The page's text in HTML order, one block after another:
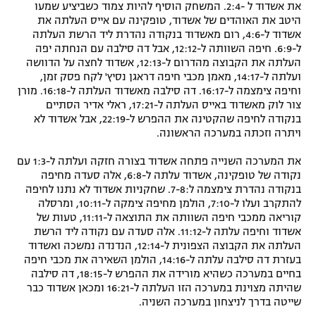
תגיות
המגזין
את אשדוד ל -2:4. המשחק הוסיף להיות צמוד כשביציע שמעו
היטב את האוהדים של אשדוד, טופקינה עם אייס העלתה את
אשדוד ל-4:6, רום מאשדוד בנקודה נהדרת ליד הרשת העלתה
ל-6:9. חיפה השוותה ל-12:12, אבל דה סילבה עם הנחתה יפה
העלתה את הקבוצה מהדרום ל-12:13, אשדוד לחצה על הדוושה
ועלתה ל-14:17, מאמן מכבי חיפה דראגן נסיץ' לקח פסק זמן,
וחיפה צימצמה ל-16:17. דה סילבה מאשדוד העלתה ל-16:18. מורן
צור לוק מאשדוד באייס העלתה ל-17:21, ראלי אדיר הסתיים
בנקודה לחיפה שהקטינה את ההפרש ל-22:19, אבל אשדוד לא
ויתרה וזכתה במערכה הראשונה.
את המערכה השנייה פתחה אשדוד בצורה חזקה ועלתה ל-1:3 עם
נקודה של טופקינה, אשדוד עלתה ל-6:8, אלה סעדה מחיפה
בנקודה נהדרת צימצמה ל:7-8. שחקניות אשדוד לא נתנו לחיפה
להתקרב ועלו ל-7:10, הולמן מחיפה צימקה ל-10:11, ומרסלה
קוריאה ממכבי חיפה השוותה את התוצאה ל-11:11, טעות של
אשדוד וחיפה עלתה ל-11:12. אלה סעדה עם נקודה ליד הרשת
העלתה את הקבוצה הצפונית ל-12:14, הנדנדה נמשכה ואשדוד
בעזרת דה סילבה עלתה ל-14:16, הולמן השאירה את מכבי חיפה
בחיים במערכה כשהיא מורידה את ההפרש ל-18:15, דה סילבה
שהיתה מצוינת במערכה הזו העלתה ל-16:21 ומכאן אשדוד כבר
שייטה בדרך לניצחון במערכה השניה.